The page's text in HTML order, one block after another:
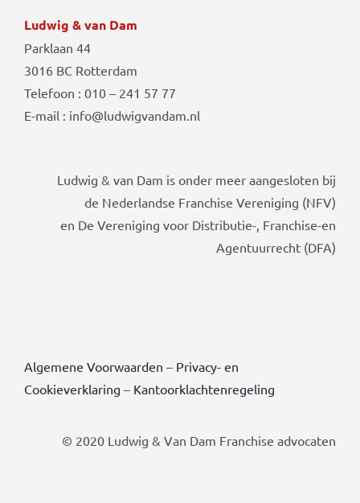
Ludwig & van Dam
Parklaan 44
3016 BC Rotterdam
Telefoon : 010 – 241 57 77
E-mail : info@ludwigvandam.nl
Ludwig & van Dam is onder meer aangesloten bij
de Nederlandse Franchise Vereniging (NFV)
en De Vereniging voor Distributie-, Franchise-en
Agentuurrecht (DFA)
Algemene Voorwaarden – Privacy- en
Cookieverklaring – Kantoorklachtenregeling
© 2020 Ludwig & Van Dam Franchise advocaten